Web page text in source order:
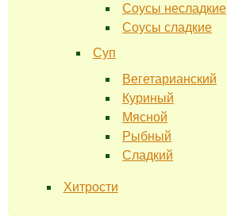
Соусы несладкие
Соусы сладкие
Суп
Вегетарианский
Куриный
Мясной
Рыбный
Сладкий
Хитрости